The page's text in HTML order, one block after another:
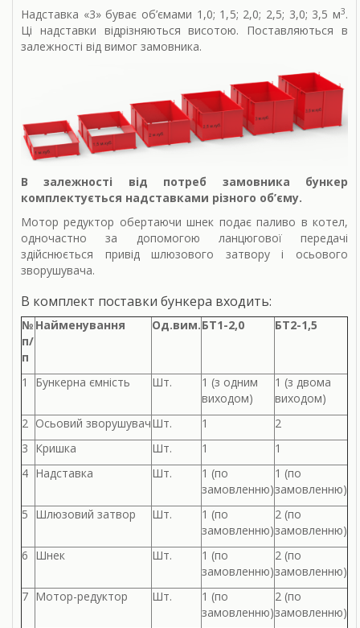
Надставка «3» буває об’ємами 1,0; 1,5; 2,0; 2,5; 3,0; 3,5 м3.
Ці надставки відрізняються висотою. Поставляються в
залежності від вимог замовника.
В залежності від потреб замовника бункер
комплектується надставками різного об’єму.
Мотор редуктор обертаючи шнек подає паливо в котел,
одночастно за допомогою ланцюгової передачі
здійснюється привід шлюзового затвору і осьового
зворушувача.
В комплект поставки бункера входить:
№
п/
п
Найменування Од.вим.БТ1-2,0 БТ2-1,5
1 Бункерна ємність Шт.
1 (з одним
виходом)
1 (з двома
виходом)
2 Осьовий зворушувачШт. 1
2
3 Кришка Шт. 1
1
4 Надставка Шт.
1 (по
замовленню)
1 (по
замовленню)
5 Шлюзовий затвор Шт.
1 (по
замовленню)
2 (по
замовленню)
6 Шнек Шт.
1 (по
замовленню)
2 (по
замовленню)
7 Мотор-редуктор Шт.
1 (по
замовленню)
2 (по
замовленню)